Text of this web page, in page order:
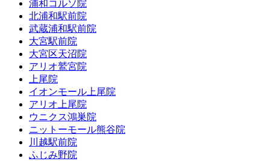
浦和コルソ院
北浦和駅前院
武蔵浦和駅前院
大宮駅前院
大宮区天沼院
アリオ鷲宮院
上尾院
イオンモール上尾院
アリオ上尾院
ウニクス鴻巣院
ニットーモール熊谷院
川越駅前院
ふじみ野院